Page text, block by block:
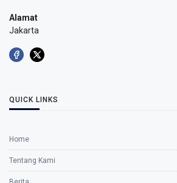
Alamat
Jakarta
QUICK LINKS
Home
Tentang Kami